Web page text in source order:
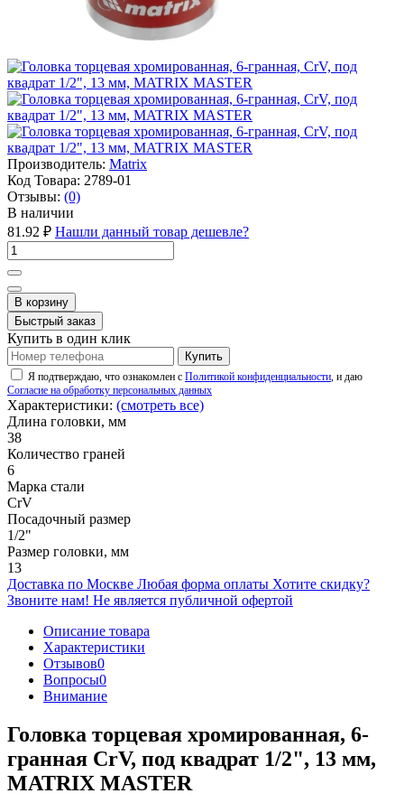
Производитель: Matrix
Код Товара: 2789-01
Отзывы: (0)
В наличии
81.92 ₽ Нашли данный товар дешевле?
В корзину
Быстрый заказ
Купить в один клик
Купить
Я подтверждаю, что ознакомлен с Политикой конфиденциальности, и даю
Согласие на обработку персональных данных
Характеристики: (смотреть все)
Длина головки, мм
38
Количество граней
6
Марка стали
CrV
Посадочный размер
1/2"
Размер головки, мм
13
Доставка по Москве Любая форма оплаты Хотите скидку?
Звоните нам! Не является публичной офертой
Описание товара
Характеристики
Отзывов0
Вопросы0
Внимание
Головка торцевая хромированная, 6-
гранная CrV, под квадрат 1/2", 13 мм,
MATRIX MASTER